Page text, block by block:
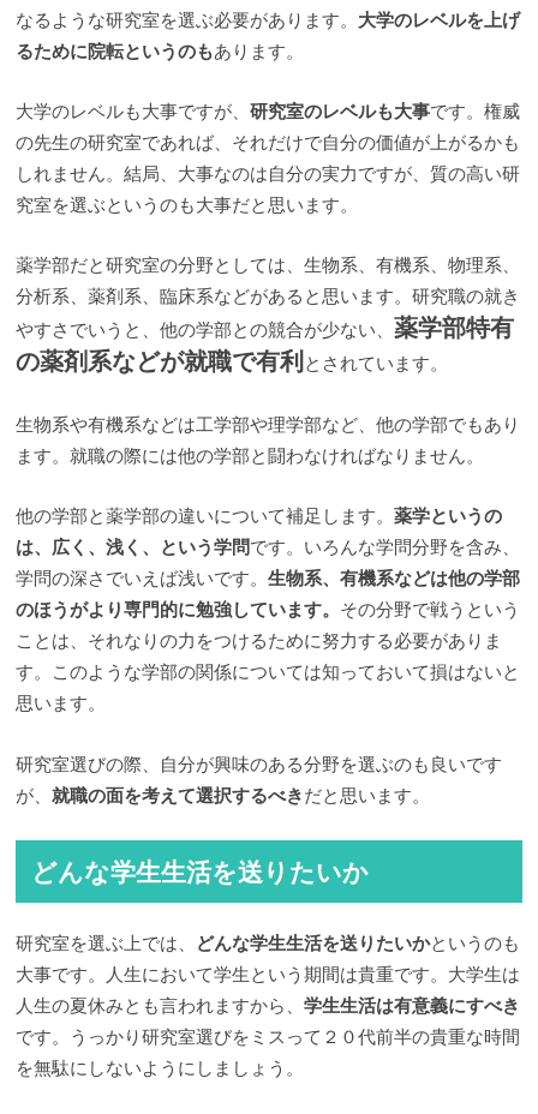
なるような研究室を選ぶ必要があります。 大学のレベルを上げ
るために院転というのもあります。
大学のレベルも大事ですが、研究室のレベルも大事です。権威
の先生の研究室であれば、それだけで自分の価値が上がるかも
しれません。結局、大事なのは自分の実力ですが、質の高い研
究室を選ぶというのも大事だと思います。
薬学部だと研究室の分野としては、生物系、有機系、物理系、
分析系、薬剤系、臨床系などがあると思います。研究職の就き
やすさでいうと、他の学部との競合が少ない、薬学部特有
の薬剤系などが就職で有利 とされています。
生物系や有機系などは工学部や理学部など、他の学部でもあり
ます。就職の際には他の学部と闘わなければなりません。
他の学部と薬学部の違いについて補足します。薬学というの
は、広く、浅く、という学問です。いろんな学問分野を含み、
学問の深さでいえば浅いです。生物系、有機系などは他の学部
のほうがより専門的に勉強しています。 その分野で戦うという
ことは、それなりの力をつけるために努力する必要がありま
す。このような学部の関係については知っておいて損はないと
思います。
研究室選びの際、自分が興味のある分野を選ぶのも良いです
が、就職の面を考えて選択するべきだと思います。
どんな学生生活を送りたいか
研究室を選ぶ上では、 どんな学生生活を送りたいかというのも
大事です。人生において学生という期間は貴重です。大学生は
人生の夏休みとも言われますから、学生生活は有意義にすべき
です。うっかり研究室選びをミスって２０代前半の貴重な時間
を無駄にしないようにしましょう。